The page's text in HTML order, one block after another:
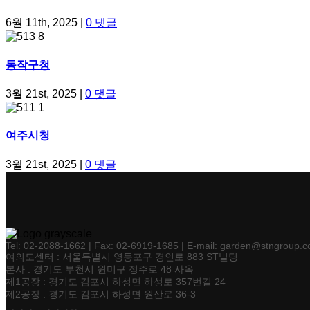
6월 11th, 2025 0 댓글
동작구청
3월 21st, 2025 0 댓글
여주시청
3월 21st, 2025 0 댓글
Tel: 02-2088-1662 | Fax: 02-6919-1685 | E-mail:
여의도센터 : 서울특별시 영등포구 경인로 883 ST빌딩
본사 : 경기도 부천시 원미구 정주로 48 사옥
제1공장 : 경기도 김포시 하성면 하성로 357번길 24
제2공장 : 경기도 김포시 하성면 원산로 36-3